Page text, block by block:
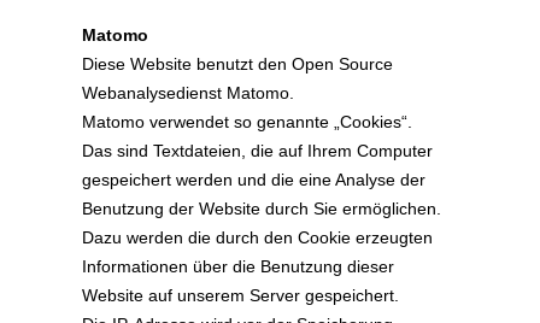
Matomo
Diese Website benutzt den Open Source
Webanalysedienst Matomo.
Matomo verwendet so genannte „Cookies“.
Das sind Textdateien, die auf Ihrem Computer
gespeichert werden und die eine Analyse der
Benutzung der Website durch Sie ermöglichen.
Dazu werden die durch den Cookie erzeugten
Informationen über die Benutzung dieser
Website auf unserem Server gespeichert.